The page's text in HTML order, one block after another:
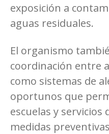
exposición a
aguas residuales.
El organismo
coordinación entre
como sistemas de
oportunos que
escuelas y servicios
medidas